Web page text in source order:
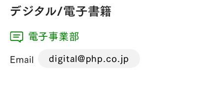
デジタル/電子書籍
電子事業部
Email digital@php.co.jp